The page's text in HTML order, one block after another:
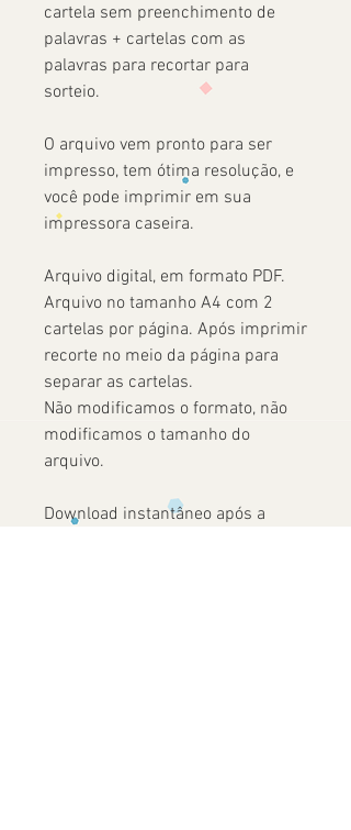
cartela sem preenchimento de
palavras + cartelas com as
palavras para recortar para
sorteio.
O arquivo vem pronto para ser
impresso, tem ótima resolução, e
você pode imprimir em sua
impressora caseira.
Arquivo digital, em formato PDF.
Arquivo no tamanho A4 com 2
cartelas por página. Após imprimir
recorte no meio da página para
separar as cartelas.
Não modificamos o formato, não
modificamos o tamanho do
arquivo.
Download instantâneo após a